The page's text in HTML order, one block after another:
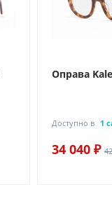
Оправа
Доступно в 1
34 040 ₽